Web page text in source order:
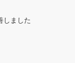
しました